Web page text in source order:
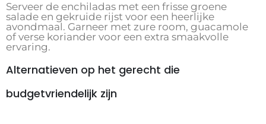
Serveer de enchiladas met een frisse groene
salade en gekruide rijst voor een heerlijke
avondmaal. Garneer met zure room, guacamole
of verse koriander voor een extra smaakvolle
ervaring.
Alternatieven op het gerecht die
budgetvriendelijk zijn